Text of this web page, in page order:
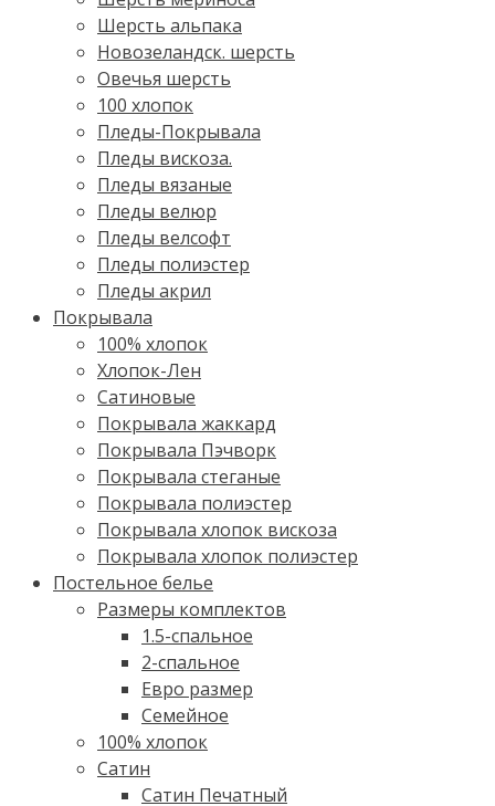
Шерсть альпака
Новозеландск. шерсть
Овечья шерсть
100 хлопок
Пледы-Покрывала
Пледы вискоза.
Пледы вязаные
Пледы велюр
Пледы велсофт
Пледы полиэстер
Пледы акрил
Покрывала
100% хлопок
Хлопок-Лен
Сатиновые
Покрывала жаккард
Покрывала Пэчворк
Покрывала стеганые
Покрывала полиэстер
Покрывала хлопок вискоза
Покрывала хлопок полиэстер
Постельное белье
Размеры комплектов
1.5-спальное
2-спальное
Евро размер
Семейное
100% хлопок
Cатин
Сатин Печатный